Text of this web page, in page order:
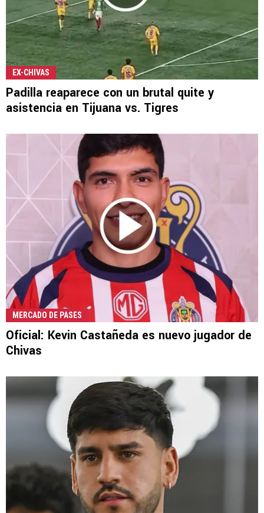
EX-CHIVAS
Padilla reaparece con un brutal quite y
asistencia en Tijuana vs. Tigres
MERCADO DE PASES
Oficial: Kevin Castañeda es nuevo jugador de
Chivas